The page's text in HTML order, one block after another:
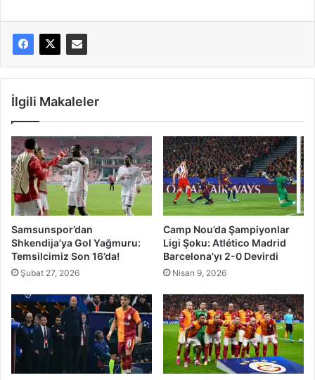
İlgili Makaleler
Samsunspor’dan
Shkendija’ya Gol Yağmuru:
Temsilcimiz Son 16’da!
Şubat 27, 2026
Camp Nou’da Şampiyonlar
Ligi Şoku: Atlético Madrid
Barcelona’yı 2-0 Devirdi
Nisan 9, 2026